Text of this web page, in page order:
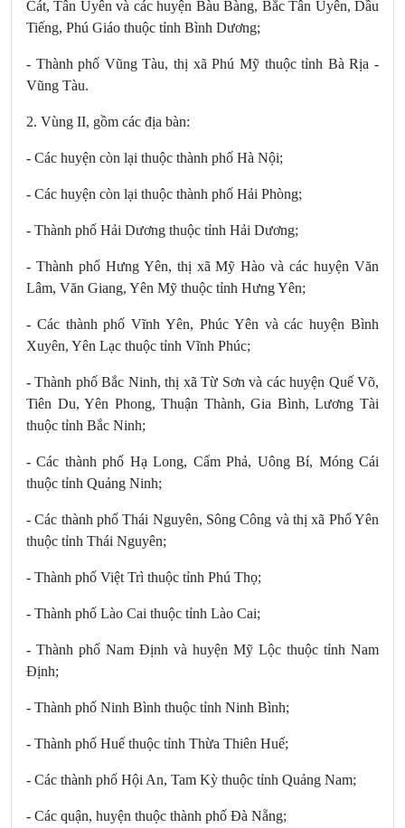
Cát, Tân Uyên và các huyện Bàu Bàng, Bắc Tân Uyên, Dầu
Tiếng, Phú Giáo thuộc tỉnh Bình Dương;
- Thành phố Vũng Tàu, thị xã Phú Mỹ thuộc tỉnh Bà Rịa -
Vũng Tàu.
2. Vùng II, gồm các địa bàn:
- Các huyện còn lại thuộc thành phố Hà Nội;
- Các huyện còn lại thuộc thành phố Hải Phòng;
- Thành phố Hải Dương thuộc tỉnh Hải Dương;
- Thành phố Hưng Yên, thị xã Mỹ Hào và các huyện Văn
Lâm, Văn Giang, Yên Mỹ thuộc tỉnh Hưng Yên;
- Các thành phố Vĩnh Yên, Phúc Yên và các huyện Bình
Xuyên, Yên Lạc thuộc tỉnh Vĩnh Phúc;
- Thành phố Bắc Ninh, thị xã Từ Sơn và các huyện Quế Võ,
Tiên Du, Yên Phong, Thuận Thành, Gia Bình, Lương Tài
thuộc tỉnh Bắc Ninh;
- Các thành phố Hạ Long, Cẩm Phả, Uông Bí, Móng Cái
thuộc tỉnh Quảng Ninh;
- Các thành phố Thái Nguyên, Sông Công và thị xã Phổ Yên
thuộc tỉnh Thái Nguyên;
- Thành phố Việt Trì thuộc tỉnh Phú Thọ;
- Thành phố Lào Cai thuộc tỉnh Lào Cai;
- Thành phố Nam Định và huyện Mỹ Lộc thuộc tỉnh Nam
Định;
- Thành phố Ninh Bình thuộc tỉnh Ninh Bình;
- Thành phố Huế thuộc tỉnh Thừa Thiên Huế;
- Các thành phố Hội An, Tam Kỳ thuộc tỉnh Quảng Nam;
- Các quận, huyện thuộc thành phố Đà Nẵng;